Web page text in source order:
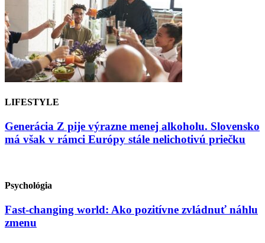
LIFESTYLE
Generácia Z pije výrazne menej alkoholu. Slovensko
má však v rámci Európy stále nelichotivú priečku
Psychológia
Fast-changing world: Ako pozitívne zvládnuť náhlu
zmenu